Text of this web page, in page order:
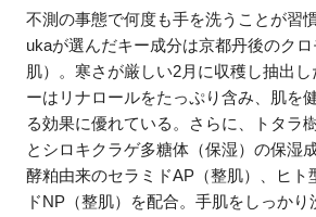
不測の事態で何度も手を洗うことが習
ukaが選んだキー成分は京都丹後のク
肌）。寒さが厳しい2月に収穫し抽出
ーはリナロールをたっぷり含み、肌を
る効果に優れている。さらに、トタラ
とシロキクラゲ多糖体（保湿）の保湿
酵粕由来のセラミドAP（整肌）、ヒト
ドNP（整肌）を配合。手肌をしっかり